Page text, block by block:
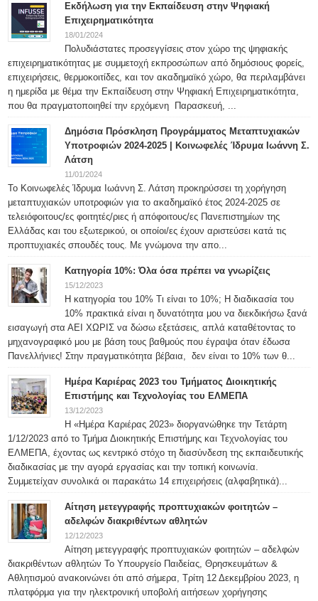
Εκδήλωση για την Εκπαίδευση στην Ψηφιακή
Επιχειρηματικότητα
18/01/2024
Πολυδιάστατες προσεγγίσεις στον χώρο της ψηφιακής
επιχειρηματικότητας με συμμετοχή εκπροσώπων από δημόσιους φορείς,
επιχειρήσεις, θερμοκοιτίδες, και τον ακαδημαϊκό χώρο, θα περιλαμβάνει
η ημερίδα με θέμα την Εκπαίδευση στην Ψηφιακή Επιχειρηματικότητα,
που θα πραγματοποιηθεί την ερχόμενη Παρασκευή, ...
Δημόσια Πρόσκληση Προγράμματος Μεταπτυχιακών
Υποτροφιών 2024-2025 | Κοινωφελές Ίδρυμα Ιωάννη Σ.
Λάτση
11/01/2024
Το Κοινωφελές Ίδρυμα Ιωάννη Σ. Λάτση προκηρύσσει τη χορήγηση
μεταπτυχιακών υποτροφιών για το ακαδημαϊκό έτος 2024-2025 σε
τελειόφοιτους/ες φοιτητές/ριες ή απόφοιτους/ες Πανεπιστημίων της
Ελλάδας και του εξωτερικού, οι οποίοι/ες έχουν αριστεύσει κατά τις
προπτυχιακές σπουδές τους. Με γνώμονα την απο...
Κατηγορία 10%: Όλα όσα πρέπει να γνωρίζεις
15/12/2023
Η κατηγορία του 10% Τι είναι το 10%; Η διαδικασία του
10% πρακτικά είναι η δυνατότητα μου να διεκδικήσω ξανά
εισαγωγή στα ΑΕΙ ΧΩΡΙΣ να δώσω εξετάσεις, απλά καταθέτοντας το
μηχανογραφικό μου με βάση τους βαθμούς που έγραψα όταν έδωσα
Πανελλήνιες! Στην πραγματικότητα βέβαια, δεν είναι το 10% των θ...
Ημέρα Καριέρας 2023 του Τμήματος Διοικητικής
Επιστήμης και Τεχνολογίας του ΕΛΜΕΠΑ
13/12/2023
Η «Ημέρα Καριέρας 2023» διοργανώθηκε την Τετάρτη
1/12/2023 από το Τμήμα Διοικητικής Επιστήμης και Τεχνολογίας του
ΕΛΜΕΠΑ, έχοντας ως κεντρικό στόχο τη διασύνδεση της εκπαιδευτικής
διαδικασίας με την αγορά εργασίας και την τοπική κοινωνία.
Συμμετείχαν συνολικά οι παρακάτω 14 επιχειρήσεις (αλφαβητικά)...
Αίτηση μετεγγραφής προπτυχιακών φοιτητών –
αδελφών διακριθέντων αθλητών
12/12/2023
Αίτηση μετεγγραφής προπτυχιακών φοιτητών – αδελφών
διακριθέντων αθλητών Το Υπουργείο Παιδείας, Θρησκευμάτων &
Αθλητισμού ανακοινώνει ότι από σήμερα, Τρίτη 12 Δεκεμβρίου 2023, η
πλατφόρμα για την ηλεκτρονική υποβολή αιτήσεων χορήγησης